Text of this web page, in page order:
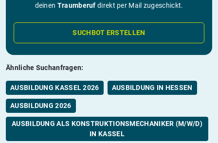
deinen Traumberuf direkt per Mail zugeschickt.
SUCHBOT ERSTELLEN
Ähnliche Suchanfragen:
AUSBILDUNG KASSEL 2026 AUSBILDUNG IN HESSEN
AUSBILDUNG 2026
AUSBILDUNG ALS KONSTRUKTIONSMECHANIKER (M/W/D)
IN KASSEL